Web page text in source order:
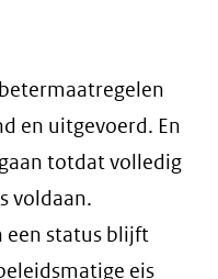
en uitgevoerd. En
totdat volledig
voldaan.
een status blijft
eis